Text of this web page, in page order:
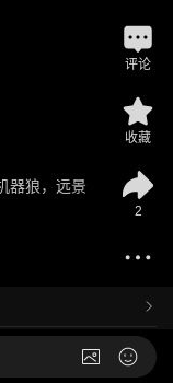
器狼，远景
评论
收藏
2